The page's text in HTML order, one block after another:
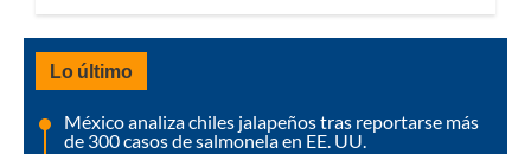
Lo último
México analiza chiles jalapeños tras reportarse más
de 300 casos de salmonela en EE. UU.